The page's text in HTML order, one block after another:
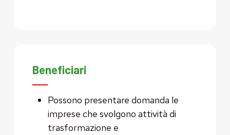
Beneficiari
Possono presentare domanda le
imprese che svolgono attività di
trasformazione e